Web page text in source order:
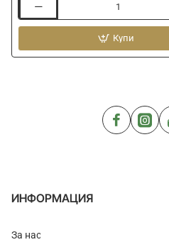
влакно
Hard
Купи
ИНФОРМАЦИЯ
За нас